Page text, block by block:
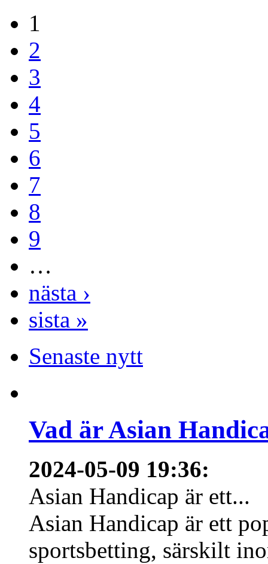
1
2
3
4
5
6
7
8
9
…
nästa ›
sista »
Senaste nytt
Vad är Asian
2024-05-09 19:36:
Asian Handicap är ett...
Asian Handicap är ett
sportsbetting, särskilt